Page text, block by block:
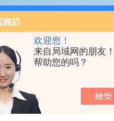
欢迎您！
来自局域网的朋友
帮助您的吗？
固纬 AFG-2225 双通道任
产品中心 艾德克斯